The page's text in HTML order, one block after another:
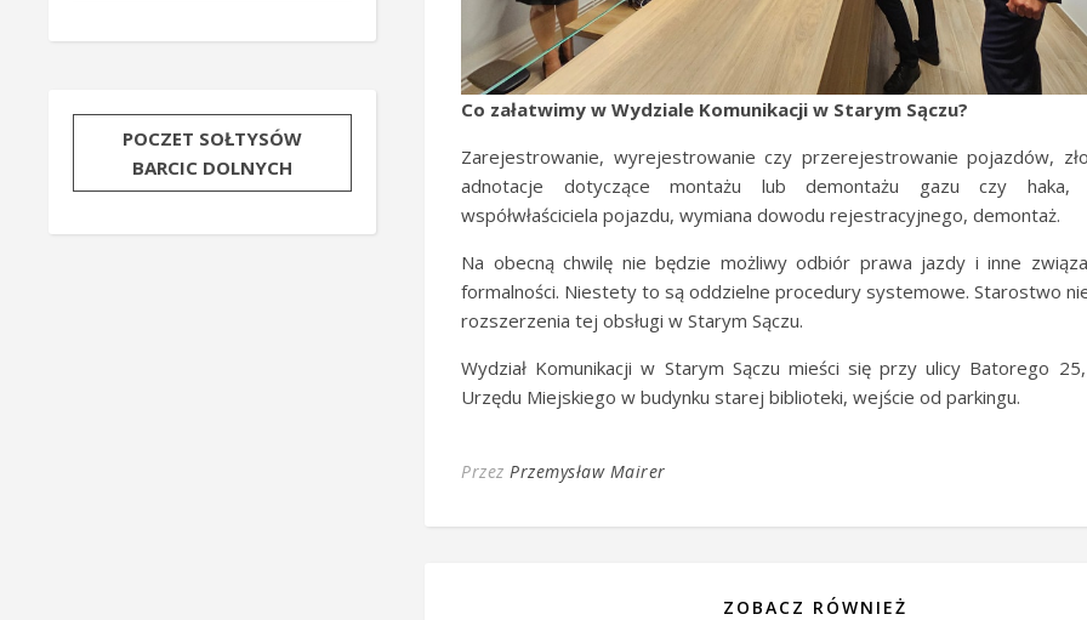
POCZET SOŁTYSÓW
BARCIC DOLNYCH
Co załatwimy w Wydziale Komunikacji w Starym Sączu?
Zarejestrowanie, wyrejestrowanie czy przerejestrowanie pojazdów,
adnotacje dotyczące montażu lub demontażu gazu czy haka,
współwłaściciela pojazdu, wymiana dowodu rejestracyjnego, demontaż.
Na obecną chwilę nie będzie możliwy odbiór prawa jazdy i inne
formalności. Niestety to są oddzielne procedury systemowe. Starostwo
rozszerzenia tej obsługi w Starym Sączu.
Wydział Komunikacji w Starym Sączu mieści się przy ulicy Batorego
Urzędu Miejskiego w budynku starej biblioteki, wejście od parkingu.
Przez Przemysław Mairer
ZOBACZ RÓWNIEŻ